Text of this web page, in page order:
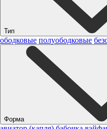
Тип
ободковые полуободковые
Форма